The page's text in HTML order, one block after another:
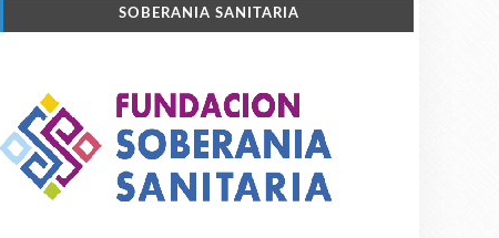
SOBERANIA SANITARIA